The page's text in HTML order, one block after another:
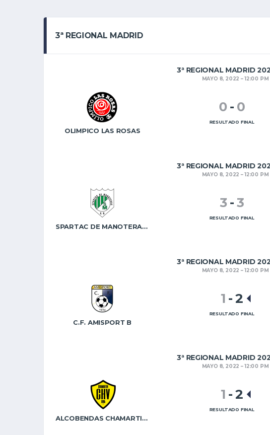
3ª REGIONAL MADRID
3ª REGIONAL MADRID
MAYO 8, 2022 12:00 PM
OLIMPICO LAS ROSAS
0 - 0
RESULTADO FINAL
3ª REGIONAL MADRID
MAYO 8, 2022 12:00 PM
SPARTAC DE MANOTERAS C
3 -3
RESULTADO FINAL
3ª REGIONAL MADRID
MAYO 8, 2022 12:00 PM
C.F. AMISPORT B
1 -2
RESULTADO FINAL
3ª REGIONAL MADRID
MAYO 8, 2022 12:00 PM
ALCOBENDAS CHAMARTIN C
1 -2
RESULTADO FINAL